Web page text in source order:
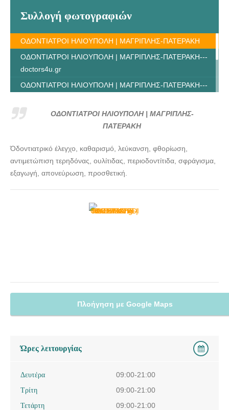
Συλλογή φωτογραφιών
ΟΔΟΝΤΙΑΤΡΟΙ ΗΛΙΟΥΠΟΛΗ | ΜΑΓΡΙΠΛΗΣ-ΠΑΤΕΡΑΚΗ
ΟΔΟΝΤΙΑΤΡΟΙ ΗΛΙΟΥΠΟΛΗ | ΜΑΓΡΙΠΛΗΣ-ΠΑΤΕΡΑΚΗ---
doctors4u.gr
ΟΔΟΝΤΙΑΤΡΟΙ ΗΛΙΟΥΠΟΛΗ | ΜΑΓΡΙΠΛΗΣ-ΠΑΤΕΡΑΚΗ---
ΟΔΟΝΤΙΑΤΡΟΙ ΗΛΙΟΥΠΟΛΗ | ΜΑΓΡΙΠΛΗΣ-ΠΑΤΕΡΑΚΗ---
doctors4u.gr
ΟΔΟΝΤΙΑΤΡΟΙ ΗΛΙΟΥΠΟΛΗ | ΜΑΓΡΙΠΛΗΣ-
ΠΑΤΕΡΑΚΗ
Όδοντιατρικό έλεγχο, καθαρισμό, λεύκανση, φθορίωση,
αντιμετώπιση τερηδόνας, ουλίτιδας, περιοδοντίτιδα, σφράγισμα,
εξαγωγή, απονεύρωση, προσθετική.
Πλοήγηση με Google Maps
Ώρες λειτουργίας
Δευτέρα
09:00-21:00
Τρίτη
09:00-21:00
Τετάρτη
09:00-21:00